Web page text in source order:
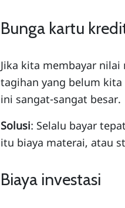
Bunga kartu
Jika kita membayar
tagihan yang belum
ini sangat-sangat besar.
Solusi: Selalu bayar
itu biaya materai, atau
Biaya investasi